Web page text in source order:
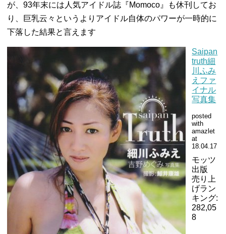
が、93年末には人気アイドル誌『Momoco』も休刊してお
り、巨乳云々というよりアイドル自体のパワーが一時的に
下落した結果と言えます
Saipan
truth細
川ふみ
えファ
イナル
写真集
posted
with
amazlet
at
18.04.17
モッツ
出版
売り上
げラン
キング:
282,05
8